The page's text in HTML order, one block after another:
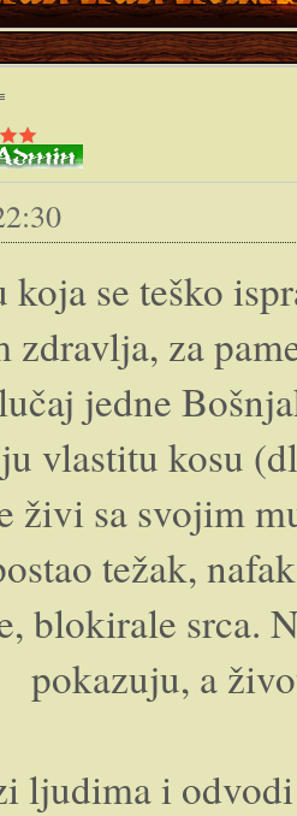
koja se teško
zdravlja, za
jedne
vlastitu kosu
živi sa svojim
težak,
blokirale srca.
pokazuju, a
ljudima i